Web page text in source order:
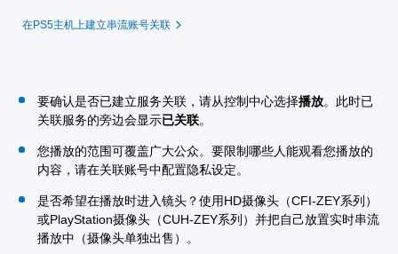
在PS5主机上建立串流账号关联
要确认是否已建立服务关联，请从控制中心选择播放。此时已
关联服务的旁边会显示已关联。
您播放的范围可覆盖广大公众。要限制哪些人能观看您播放的
内容，请在关联账号中配置隐私设定。
是否希望在播放时进入镜头？使用HD摄像头（CFI-ZEY系列）
或PlayStation摄像头（CUH-ZEY系列）并把自己放置实时串流
播放中（摄像头单独出售）。